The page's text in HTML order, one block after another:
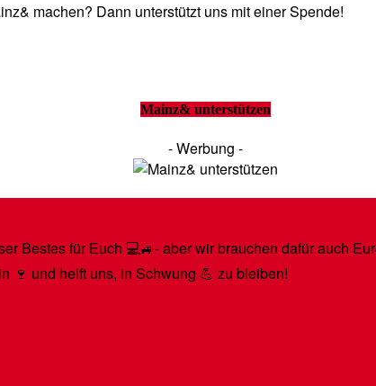
machen? Dann unterstützt uns mit einer Spende!
Mainz& unterstützen
- Werbung -
Bestes für Euch 💻🚙- aber wir brauchen dafür auch
🍷 und helft uns, in Schwung 💪 zu bleiben!